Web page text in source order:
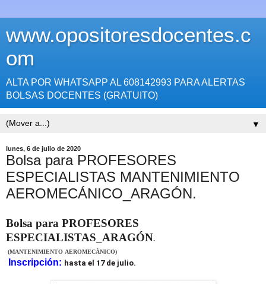
www.opositoresdocentes.c
om
ALTA POR WHATSAPP AL 608142993 PARA ALERTAS
BOLSAS DOCENTES (GRATUITO)
▼
lunes, 6 de julio de 2020
Bolsa para PROFESORES
ESPECIALISTAS MANTENIMIENTO
AEROMECÁNICO_ARAGÓN.
Bolsa para PROFESORES
ESPECIALISTAS_ARAGÓN.
(MANTENIMIENTO AEROMECÁNICO)
Inscripción: hasta el 17 de julio.